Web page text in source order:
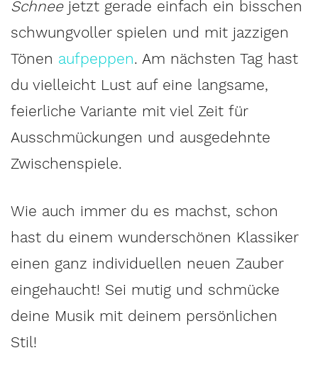
Schneejetzt gerade einfach ein bisschen
schwungvoller spielen und mit jazzigen
Tönen aufpeppen. Am nächsten Tag hast
du vielleicht Lust auf eine langsame,
feierliche Variante mit viel Zeit für
Ausschmückungen und ausgedehnte
Zwischenspiele.
Wie auch immer du es machst, schon
hast du einem wunderschönen Klassiker
einen ganz individuellen neuen Zauber
eingehaucht! Sei mutig und schmücke
deine Musik mit deinem persönlichen
Stil!